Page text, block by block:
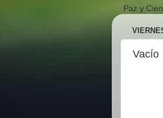
Paz y
Vacío